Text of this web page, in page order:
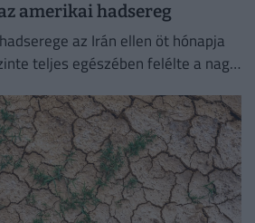
amerikai hadsereg
az Irán ellen öt hónapja
teljes egészében felélte a nagy